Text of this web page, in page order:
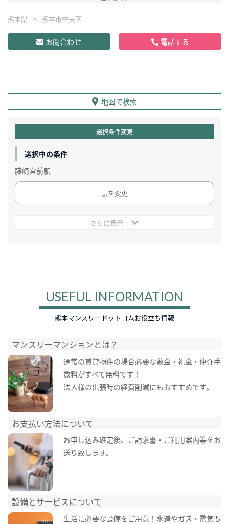
熊本県 熊本市中央区
お問合わせ 電話する
地図で検索
選択条件変更
選択中の条件
藤崎宮前駅
駅を変更
さらに表示
USEFUL INFORMATION
熊本マンスリードットコムお役立ち情報
マンスリーマンションとは？
通常の賃貸物件の場合必要な敷金・礼金・仲介手
数料がすべて無料です！
法人様の出張時の経費削減にもおすすめです。
お支払い方法について
お申し込み確定後、ご請求書・ご利用案内等をお
送り致します。
設備とサービスについて
生活に必要な設備をご用意！水道やガス・電気も